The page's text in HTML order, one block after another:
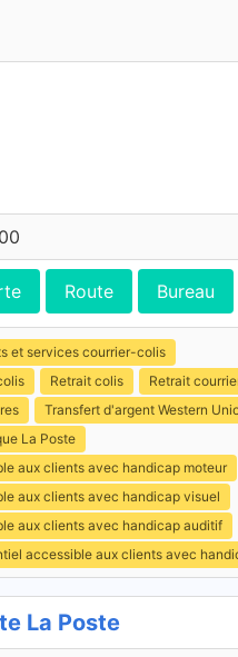
Route Bureau
et services courrier-colis
Retrait colis
Retrait
Transfert d'argent Western
La Poste
aux clients avec handicap moteur
aux clients avec handicap visuel
aux clients avec handicap auditif
accessible aux clients avec
La Poste